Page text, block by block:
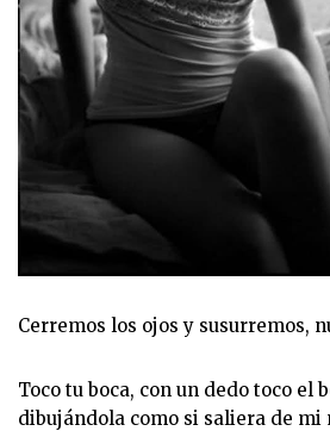
Cerremos los ojos y susurremos,
Toco tu boca, con un dedo toco el
dibujándola como si saliera de mi